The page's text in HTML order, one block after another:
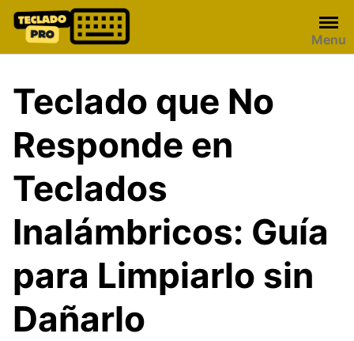
Skip
content
Menu
Teclado que No
Responde en
Teclados
Inalámbricos: Guía
para Limpiarlo sin
Dañarlo